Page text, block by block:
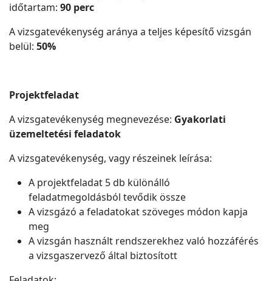
időtartam: 90 perc
A vizsgatevékenység aránya a teljes képesítő vizsgán
belül: 50%
Projektfeladat
A vizsgatevékenység megnevezése: Gyakorlati
üzemeltetési feladatok
A vizsgatevékenység, vagy részeinek leírása:
A projektfeladat 5 db különálló
feladatmegoldásból tevődik össze
A vizsgázó a feladatokat szöveges módon kapja
meg
A vizsgán használt rendszerekhez való hozzáférés
a vizsgaszervező által biztosított